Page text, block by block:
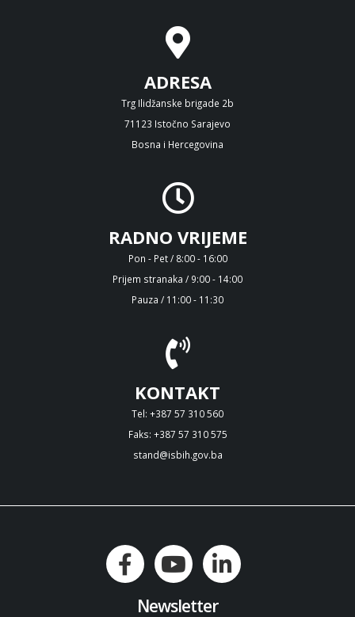
ADRESA
Trg Ilidžanske brigade 2b
71123 Istočno Sarajevo
Bosna i Hercegovina
RADNO VRIJEME
Pon - Pet / 8:00 - 16:00
Prijem stranaka / 9:00 - 14:00
Pauza / 11:00 - 11:30
KONTAKT
Tel: +387 57 310 560
Faks: +387 57 310 575
stand@isbih.gov.ba
Newsletter